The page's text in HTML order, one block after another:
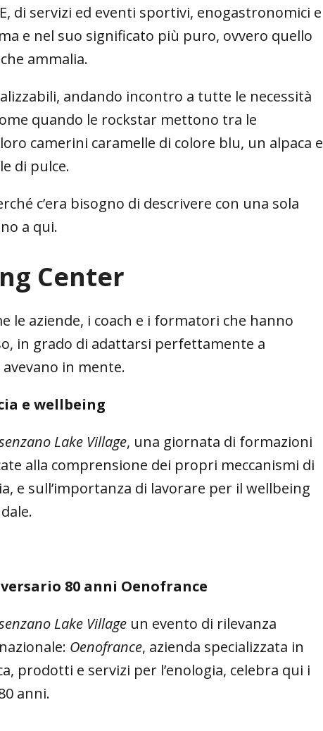
di servizi ed eventi sportivi, enogastronomici e
e nel suo significato più puro, ovvero quello
ammalia.
andando incontro a tutte le necessità
quando le rockstar mettono tra le
camerini caramelle di colore blu, un alpaca e
di pulce.
c’era bisogno di descrivere con una sola
a qui.
Center
le aziende, i coach e i formatori che hanno
in grado di adattarsi perfettamente a
in mente.
e wellbeing
Lake Village, una giornata di formazioni
alla comprensione dei propri meccanismi di
e sull’importanza di lavorare per il wellbeing
80 anni Oenofrance
Lake Village un evento di rilevanza
Oenofrance, azienda specializzata in
prodotti e servizi per l’enologia, celebra qui i
anni.